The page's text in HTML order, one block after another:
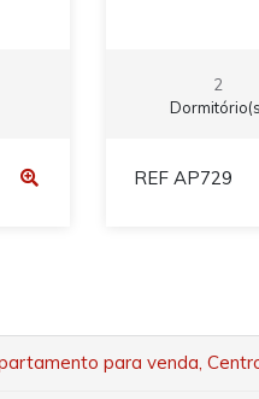
2
REF AP729
para venda,